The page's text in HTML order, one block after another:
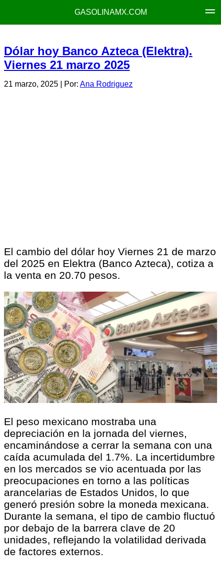
GASOLINAMX.COM
Dólar hoy Banco Azteca (Elektra).
Viernes 21 marzo 2025
21 marzo, 2025 | Por: Ana Rodriguez
El cambio del dólar hoy Viernes 21 de marzo
del 2025 en Elektra (Banco Azteca), cotiza a
la venta en 20.70 pesos.
El peso mexicano mostraba una
depreciación en la jornada del viernes,
encaminándose a cerrar la semana con una
caída acumulada del 1.7%. La incertidumbre
en los mercados se vio acentuada por las
preocupaciones en torno a las políticas
arancelarias de Estados Unidos, lo que
generó presión sobre la moneda mexicana.
Durante la semana, el tipo de cambio fluctuó
por debajo de la barrera clave de 20
unidades, reflejando la volatilidad derivada
de factores externos.